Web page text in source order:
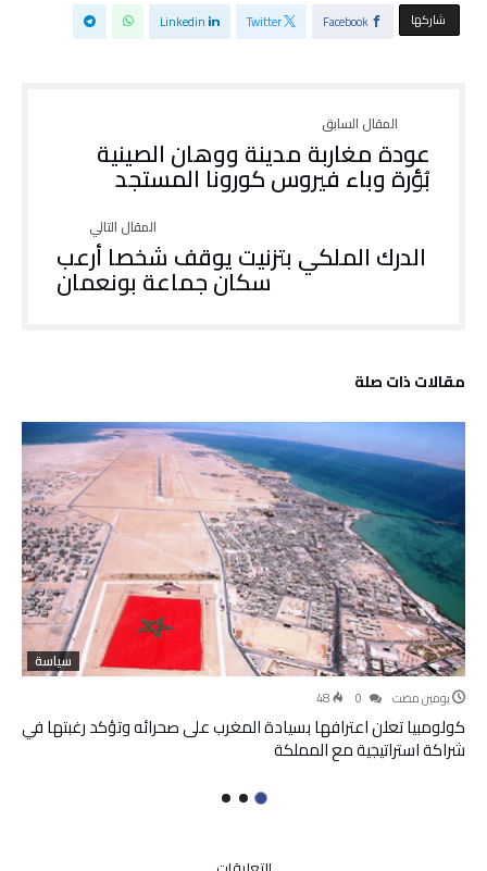
‫‫ شاركها‬ Facebook
Twitter
Linkedin
عودة مغاربة مدينة ووهان الصينية
بُؤرة وباء فيروس كورونا المستجد
الدرك الملكي بتزنيت يوقف شخصا أرعب
سكان جماعة بونعمان
‫مقالات ذات صلة‬
سياسة
‫‫‫‏‫يومين مضت‬ 48
كولومبيا تعلن اعترافها بسيادة المغرب على صحرائه وتؤكد رغبتها في
شراكة استراتيجية مع المملكة